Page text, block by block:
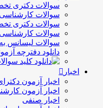
سوالات دکتری
سوالات
سوالات دکتری
سوالات
سوالات لیسانس
دانلود دفترچه
اخبار
اخبار آزمون
اخبار آزمون
اخبار صنفی